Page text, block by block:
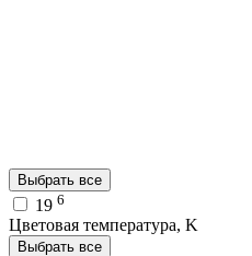
Выбрать все
19 6
Цветовая температура, K
Выбрать все